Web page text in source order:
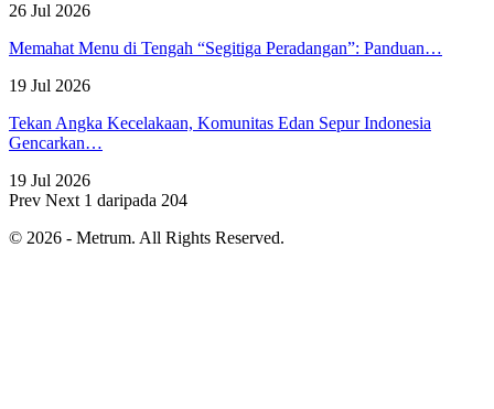
26 Jul 2026
Memahat Menu di Tengah “Segitiga Peradangan”: Panduan…
19 Jul 2026
Tekan Angka Kecelakaan, Komunitas Edan Sepur Indonesia
Gencarkan…
19 Jul 2026
Prev Next 1 daripada 204
© 2026 - Metrum. All Rights Reserved.